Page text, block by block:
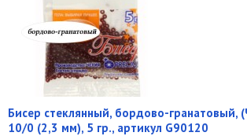
Бисер стеклянный, бордово-гранатовый,
10/0 (2,3 мм), 5 гр., артикул G90120